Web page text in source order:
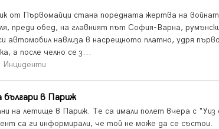
от Първомайци стана поредната жертва на
преди обед, на главният път София-Варна,
автомобил навлиза в насрещното платно, удря първо
а после челно се з...
българи в Париж
на летище в Париж. Те са имали полет вчера с "Уиз
са ги информирали, че той не може да се състои.